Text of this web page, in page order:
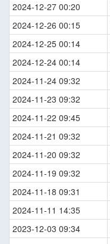
2024-12-27 00:20
2024-12-26 00:15
2024-12-25 00:14
2024-12-24 00:14
2024-11-24 09:32
2024-11-23 09:32
2024-11-22 09:45
2024-11-21 09:32
2024-11-20 09:32
2024-11-19 09:32
2024-11-18 09:31
2024-11-11 14:35
2023-12-03 09:34